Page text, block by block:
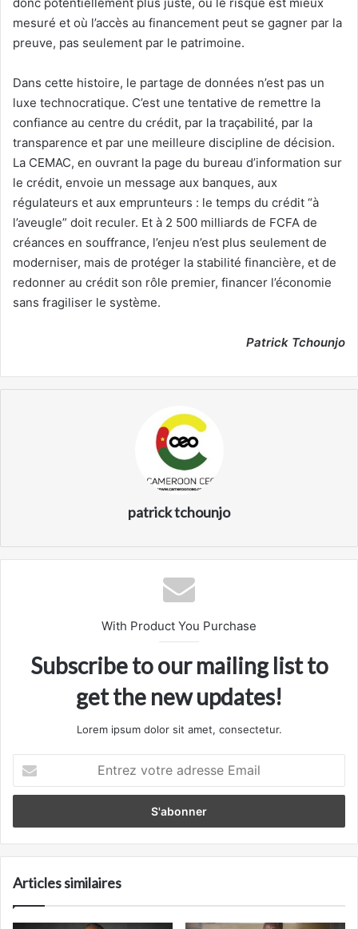
mesuré et où l’accès au financement peut se gagner par la
preuve, pas seulement par le patrimoine.
Dans cette histoire, le partage de données n’est pas un
luxe technocratique. C’est une tentative de remettre la
confiance au centre du crédit, par la traçabilité, par la
transparence et par une meilleure discipline de décision.
La CEMAC, en ouvrant la page du bureau d’information sur
le crédit, envoie un message aux banques, aux
régulateurs et aux emprunteurs : le temps du crédit “à
l’aveugle” doit reculer. Et à 2 500 milliards de FCFA de
créances en souffrance, l’enjeu n’est plus seulement de
moderniser, mais de protéger la stabilité financière, et de
redonner au crédit son rôle premier, financer l’économie
sans fragiliser le système.
Patrick Tchounjo
patrick tchounjo
With Product You Purchase
Subscribe to our mailing list to
get the new updates!
Lorem ipsum dolor sit amet, consectetur.
votre
adresse
Articles similaires